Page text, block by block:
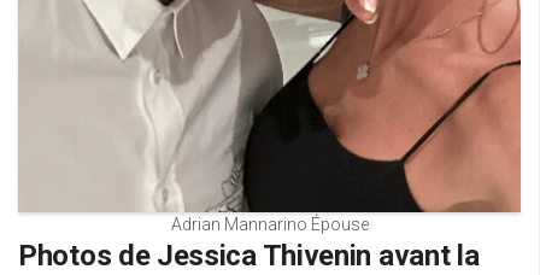
Adrian Mannarino Épouse
Photos de Jessica Thivenin avant la